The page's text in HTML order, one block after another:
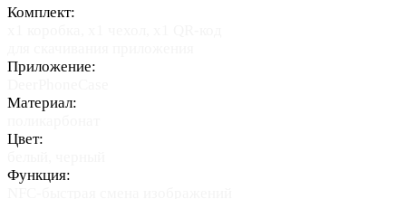
Комплект:
Приложение:
Материал:
Цвет:
Функция: